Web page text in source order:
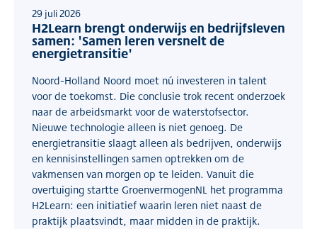
29 juli 2026
H2Learn brengt onderwijs en bedrijfsleven
samen: 'Samen leren versnelt de
energietransitie'
Noord-Holland Noord moet nú investeren in talent
voor de toekomst. Die conclusie trok recent onderzoek
naar de arbeidsmarkt voor de waterstofsector.
Nieuwe technologie alleen is niet genoeg. De
energietransitie slaagt alleen als bedrijven, onderwijs
en kennisinstellingen samen optrekken om de
vakmensen van morgen op te leiden. Vanuit die
overtuiging startte GroenvermogenNL het programma
H2Learn: een initiatief waarin leren niet naast de
praktijk plaatsvindt, maar midden in de praktijk.